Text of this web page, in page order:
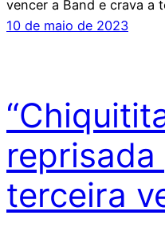
vencer a Band e crava a
10 de maio de 2023
reprisada
terceira